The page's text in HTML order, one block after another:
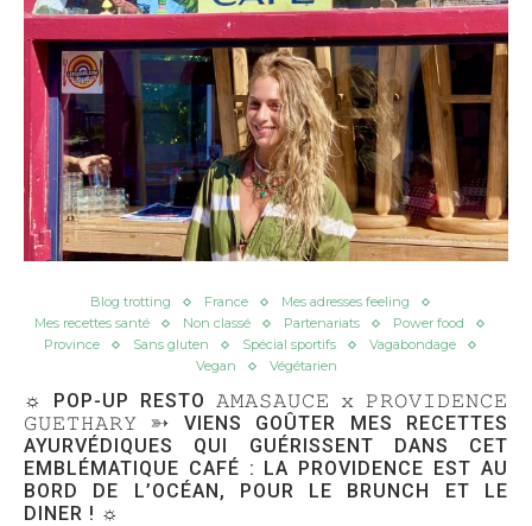
Blog trotting France
Mes adresses feeling
Mes recettes santé
Non classé Partenariats
Power food
Province
Sans gluten Spécial sportifs
Vagabondage
Vegan
Végétarien
☼ POP-UP RESTO 𝙰𝙼𝙰𝚂𝙰𝚄𝙲𝙴 𝚡 𝙿𝚁𝙾𝚅𝙸𝙳𝙴𝙽𝙲𝙴
𝙶𝚄𝙴𝚃𝙷𝙰𝚁𝚈 ➳ VIENS GOÛTER MES RECETTES
AYURVÉDIQUES QUI GUÉRISSENT DANS CET
EMBLÉMATIQUE CAFÉ : LA PROVIDENCE EST AU
BORD DE L’OCÉAN, POUR LE BRUNCH ET LE
DINER ! ☼